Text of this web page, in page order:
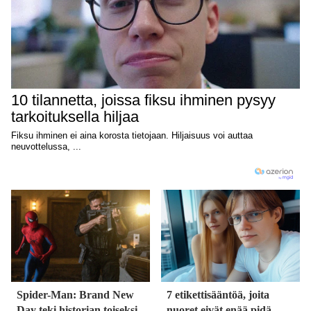
Spider-Man: Brand New
7 etikettisääntöä, joita